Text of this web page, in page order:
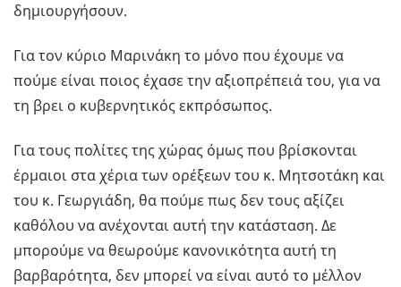
δημιουργήσουν.
Για τον κύριο Μαρινάκη το μόνο που έχουμε να
πούμε είναι ποιος έχασε την αξιοπρέπειά του, για να
τη βρει ο κυβερνητικός εκπρόσωπος.
Για τους πολίτες της χώρας όμως που βρίσκονται
έρμαιοι στα χέρια των ορέξεων του κ. Μητσοτάκη και
του κ. Γεωργιάδη, θα πούμε πως δεν τους αξίζει
καθόλου να ανέχονται αυτή την κατάσταση. Δε
μπορούμε να θεωρούμε κανονικότητα αυτή τη
βαρβαρότητα, δεν μπορεί να είναι αυτό το μέλλον